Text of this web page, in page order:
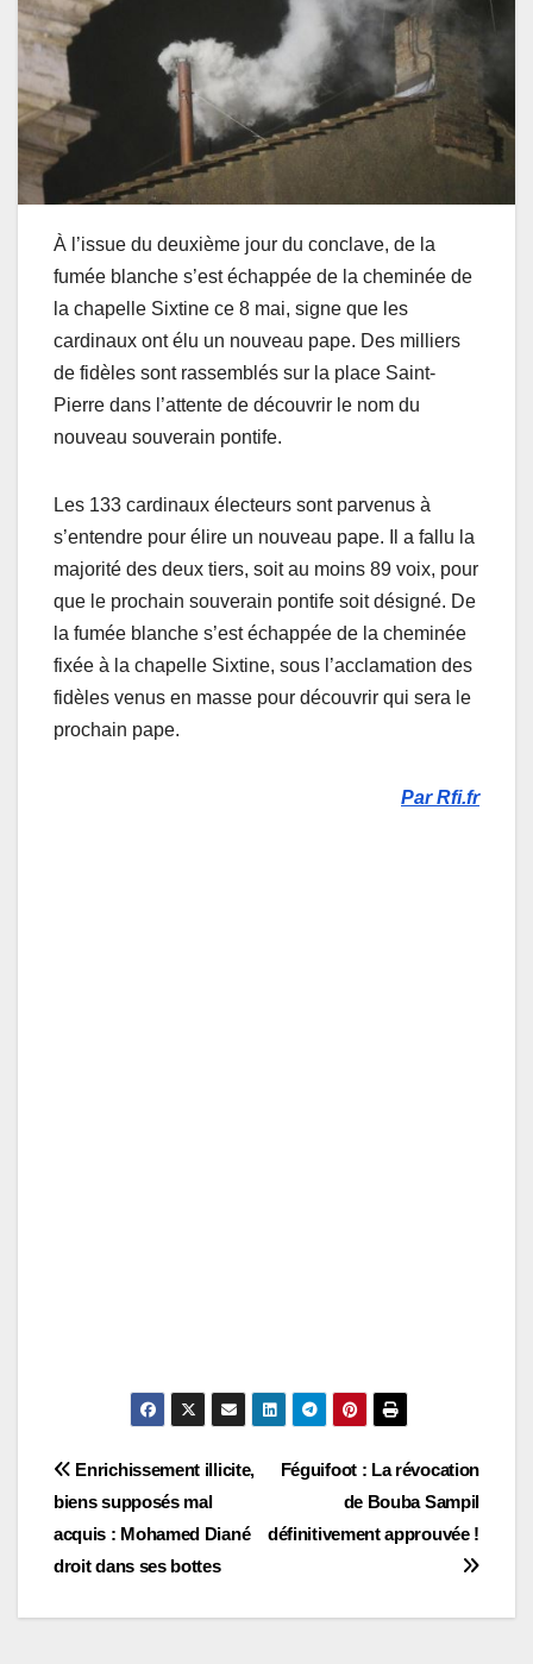
À l’issue du deuxième jour du conclave, de la
fumée blanche s’est échappée de la cheminée de
la chapelle Sixtine ce 8 mai, signe que les
cardinaux ont élu un nouveau pape. Des milliers
de fidèles sont rassemblés sur la place Saint-
Pierre dans l’attente de découvrir le nom du
nouveau souverain pontife.
Les 133 cardinaux électeurs sont parvenus à
s’entendre pour élire un nouveau pape. Il a fallu la
majorité des deux tiers, soit au moins 89 voix, pour
que le prochain souverain pontife soit désigné. De
la fumée blanche s’est échappée de la cheminée
fixée à la chapelle Sixtine, sous l’acclamation des
fidèles venus en masse pour découvrir qui sera le
prochain pape.
Par Rfi.fr
Navigation
de
l’article
Féguifoot : La révocation
de Bouba Sampil
définitivement approuvée !
Enrichissement illicite,
biens supposés mal
acquis : Mohamed Diané
droit dans ses bottes